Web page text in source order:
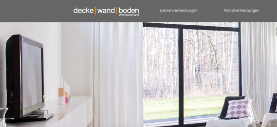
Deckenverkleidungen Wandverkleidungen